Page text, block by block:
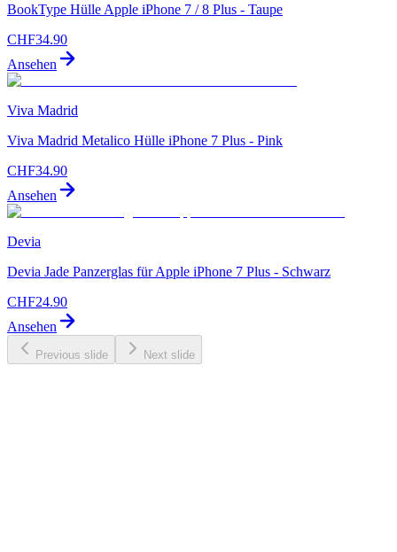
BookType Hülle Apple iPhone 7 / 8 Plus - Taupe
CHF34.90
Ansehen
Viva Madrid
Viva Madrid Metalico Hülle iPhone 7 Plus - Pink
CHF34.90
Ansehen
Devia
Devia Jade Panzerglas für Apple iPhone 7 Plus - Schwarz
CHF24.90
Ansehen
Previous slide Next slide